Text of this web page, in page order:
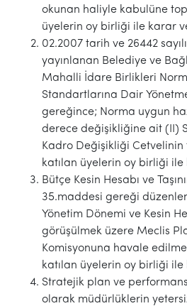
okunan haliyle kabulüne
üyelerin oy birliği ile karar
02.2007 tarih ve 26442
yayınlanan Belediye ve
Mahalli İdare Birlikleri
Standartlarına Dair
gereğince; Norma uygun
derece değişikliğine ait (II)
Kadro Değişikliği Cetvelinin
katılan üyelerin oy birliği
Bütçe Kesin Hesabı ve
35.maddesi gereği
Yönetim Dönemi ve Kesin
görüşülmek üzere Meclis
Komisyonuna havale
katılan üyelerin oy birliği
Stratejik plan ve
olarak müdürlüklerin